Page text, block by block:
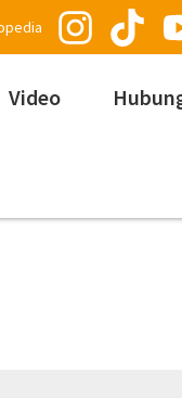
Video